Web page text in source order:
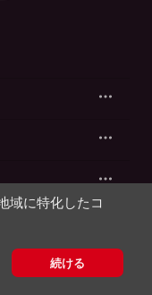
域に特化したコ
続ける